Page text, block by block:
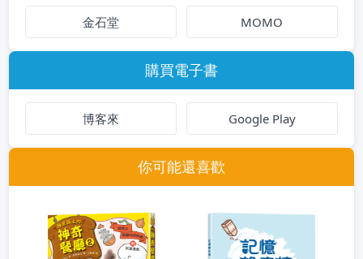
金石堂 MOMO
購買電子書
博客來 Google Play
你可能還喜歡